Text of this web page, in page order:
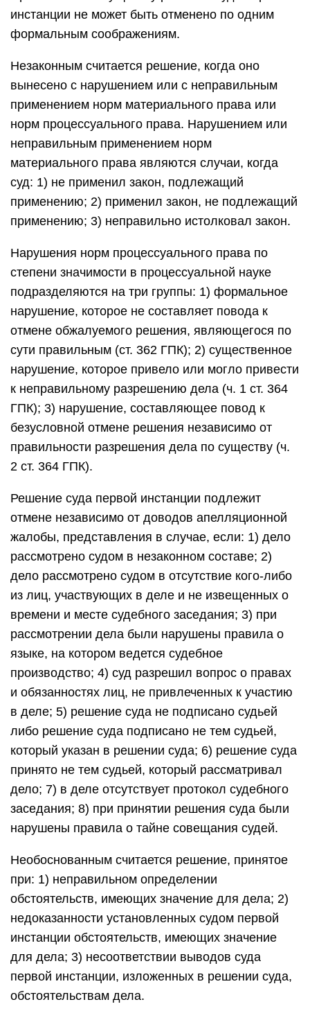
инстанции не может быть отменено по одним
формальным соображениям.
Незаконным считается решение, когда оно
вынесено с нарушением или с неправильным
применением норм материального права или
норм процессуального права. Нарушением или
неправильным применением норм
материального права являются случаи, когда
суд: 1) не применил закон, подлежащий
применению; 2) применил закон, не подлежащий
применению; 3) неправильно истолковал закон.
Нарушения норм процессуального права по
степени значимости в процессуальной науке
подразделяются на три группы: 1) формальное
нарушение, которое не составляет повода к
отмене обжалуемого решения, являющегося по
сути правильным (ст. 362 ГПК); 2) существенное
нарушение, которое привело или могло привести
к неправильному разрешению дела (ч. 1 ст. 364
ГПК); 3) нарушение, составляющее повод к
безусловной отмене решения независимо от
правильности разрешения дела по существу (ч.
2 ст. 364 ГПК).
Решение суда первой инстанции подлежит
отмене независимо от доводов апелляционной
жалобы, представления в случае, если: 1) дело
рассмотрено судом в незаконном составе; 2)
дело рассмотрено судом в отсутствие кого-либо
из лиц, участвующих в деле и не извещенных о
времени и месте судебного заседания; 3) при
рассмотрении дела были нарушены правила о
языке, на котором ведется судебное
производство; 4) суд разрешил вопрос о правах
и обязанностях лиц, не привлеченных к участию
в деле; 5) решение суда не подписано судьей
либо решение суда подписано не тем судьей,
который указан в решении суда; 6) решение суда
принято не тем судьей, который рассматривал
дело; 7) в деле отсутствует протокол судебного
заседания; 8) при принятии решения суда были
нарушены правила о тайне совещания судей.
Необоснованным считается решение, принятое
при: 1) неправильном определении
обстоятельств, имеющих значение для дела; 2)
недоказанности установленных судом первой
инстанции обстоятельств, имеющих значение
для дела; 3) несоответствии выводов суда
первой инстанции, изложенных в решении суда,
обстоятельствам дела.